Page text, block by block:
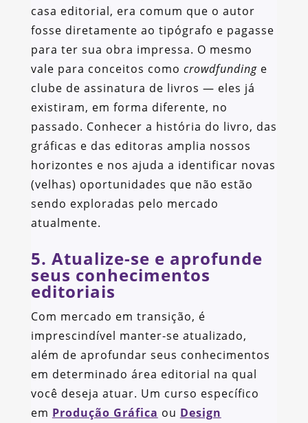
casa editorial, era comum que o autor
fosse diretamente ao tipógrafo e pagasse
para ter sua obra impressa. O mesmo
vale para conceitos como crowdfundinge
clube de assinatura de livros — eles já
existiram, em forma diferente, no
passado. Conhecer a história do livro, das
gráficas e das editoras amplia nossos
horizontes e nos ajuda a identificar novas
(velhas) oportunidades que não estão
sendo exploradas pelo mercado
atualmente.
5. Atualize-se e aprofunde
seus conhecimentos
editoriais
Com mercado em transição, é
imprescindível manter-se atualizado,
além de aprofundar seus conhecimentos
em determinado área editorial na qual
você deseja atuar. Um curso específico
em Produção Gráfica ou Design